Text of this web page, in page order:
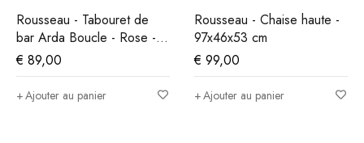
Rousseau - Tabouret de
bar Arda Boucle - Rose -
86x49x46 cm
€ 89,00
Ajouter au panier
Rousseau - Chaise haute -
97x46x53 cm
€ 99,00
Ajouter au panier